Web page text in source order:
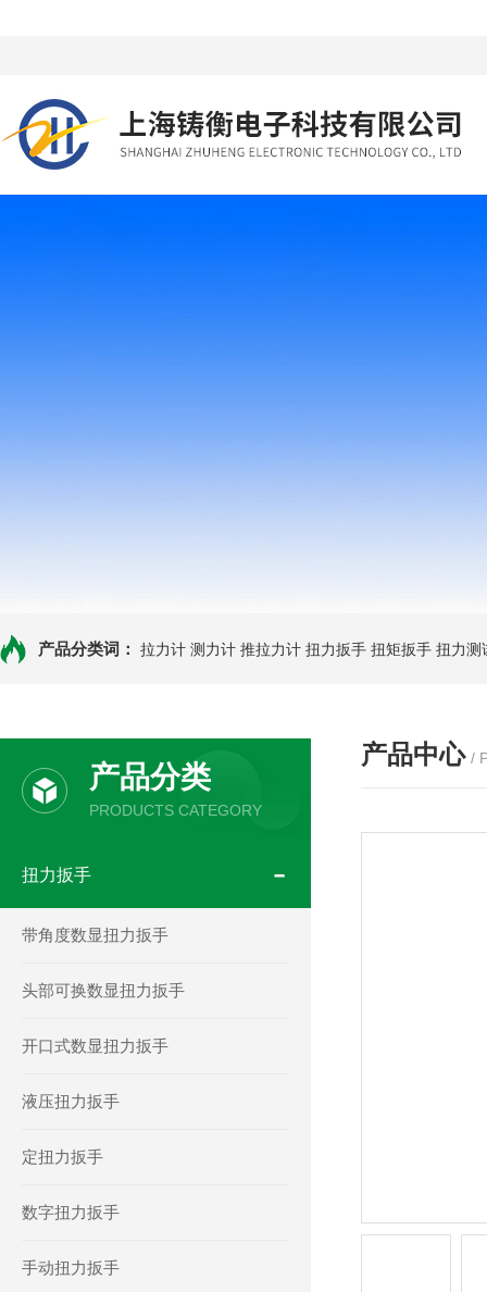
产品分类词： 拉力计 测力计 推拉力计 扭力扳手 扭矩扳手 扭力测
产品分类
PRODUCTS CATEGORY
扭力扳手
带角度数显扭力扳手
头部可换数显扭力扳手
开口式数显扭力扳手
液压扭力扳手
定扭力扳手
数字扭力扳手
手动扭力扳手
产品中心 /